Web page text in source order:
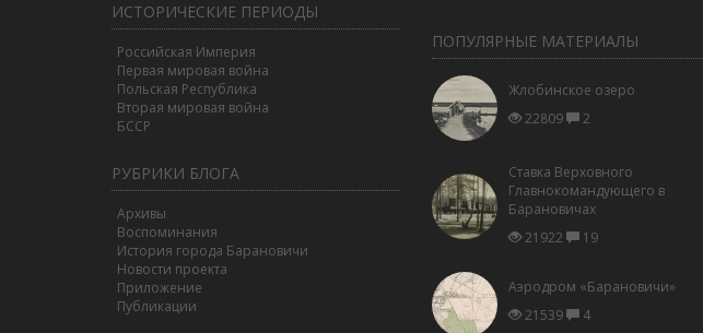
ИСТОРИЧЕСКИЕ ПЕРИОДЫ
Российская Империя
Первая мировая война
Польская Республика
Вторая мировая война
БССР
РУБРИКИ БЛОГА
Архивы
Воспоминания
История города Барановичи
Новости проекта
Приложение
Публикации
ПОПУЛЯРНЫЕ МАТЕРИАЛЫ
Жлобинское озеро
22809
2
Ставка Верховного
Главнокомандующего в
Барановичах
21922
19
Аэродром «Барановичи»
21539
4